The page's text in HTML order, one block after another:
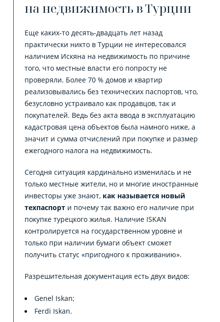
на недвижимость в Турции
Еще каких-то десять-двадцать лет назад
практически никто в Турции не интересовался
наличием Искяна на недвижимость по причине
того, что местные власти его попросту не
проверяли. Более 70 % домов и квартир
реализовывались без технических паспортов, что,
безусловно устраивало как продавцов, так и
покупателей. Ведь без акта ввода в эксплуатацию
кадастровая цена объектов была намного ниже, а
значит и сумма отчислений при покупке и размер
ежегодного налога на недвижимость.
Сегодня ситуация кардинально изменилась и не
только местные жители, но и многие иностранные
инвесторы уже знают, как называется новый
техпаспорт и почему так важно его наличие при
покупке турецкого жилья. Наличие ISKAN
контролируется на государственном уровне и
только при наличии бумаги объект сможет
получить статус «пригодного к проживанию».
Разрешительная документация есть двух видов:
Genel Iskan;
Ferdi Iskan.